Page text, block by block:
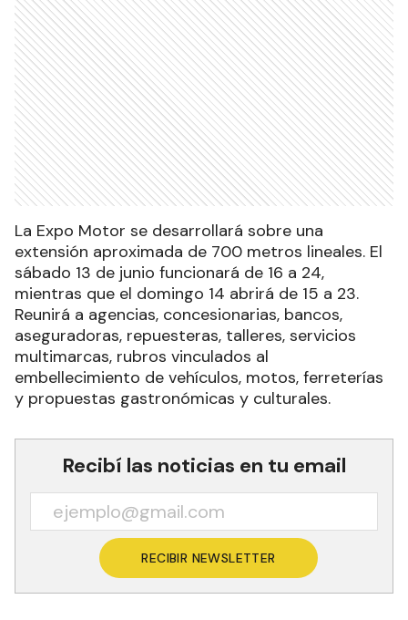
La Expo Motor se desarrollará sobre una
extensión aproximada de 700 metros lineales. El
sábado 13 de junio funcionará de 16 a 24,
mientras que el domingo 14 abrirá de 15 a 23.
Reunirá a agencias, concesionarias, bancos,
aseguradoras, repuesteras, talleres, servicios
multimarcas, rubros vinculados al
embellecimiento de vehículos, motos, ferreterías
y propuestas gastronómicas y culturales.
Recibí las noticias en tu email
RECIBIR NEWSLETTER